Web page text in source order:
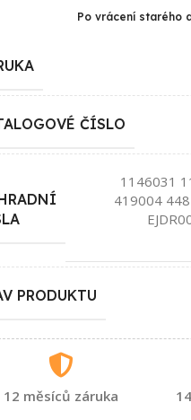
Po vrácení starého
ČÍSLO
1146031
419004
PRODUKTU
12 měsíců záruka